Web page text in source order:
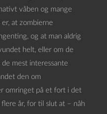
våben og mange
at zombierne
og at man aldrig
helt, eller om de
mest interessante
den om
omringet på et fort i det
år, for til slut at – nåh